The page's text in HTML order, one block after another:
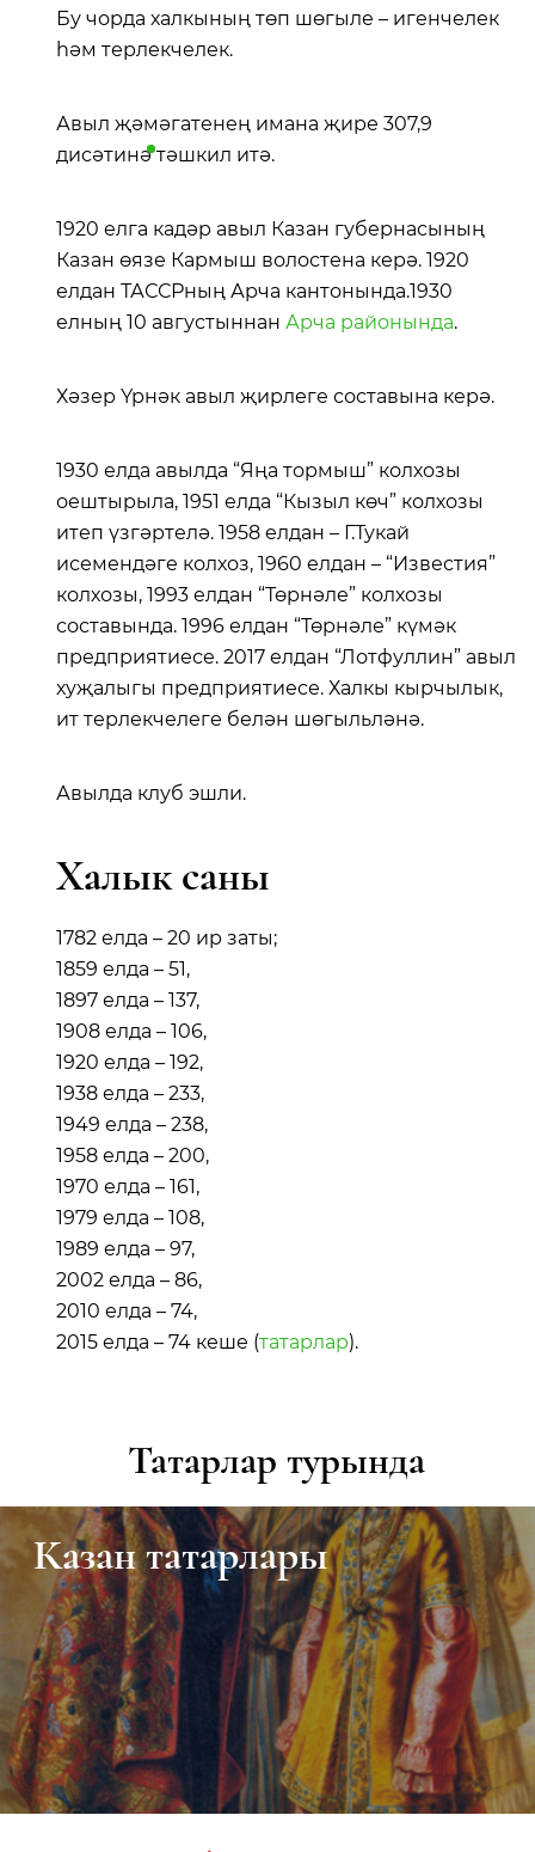
Бу чорда халкының төп шөгыле – игенчелек
һәм терлекчелек.
Авыл җәмәгатенең имана җире 307,9
дисәтинәтәшкил итә.
1920 елга кадәр авыл Казан губернасының
Казан өязе Кармыш волостена керә. 1920
елдан ТАССРның Арча кантонында.1930
елның 10 августыннан Арча районында.
Хәзер Үрнәк авыл җирлеге составына керә.
1930 елда авылда “Яңа тормыш” колхозы
оештырыла, 1951 елда “Кызыл көч” колхозы
итеп үзгәртелә. 1958 елдан – Г.Тукай
исемендәге колхоз, 1960 елдан – “Известия”
колхозы, 1993 елдан “Төрнәле” колхозы
составында. 1996 елдан “Төрнәле” күмәк
предприятиесе. 2017 елдан “Лотфуллин” авыл
хуҗалыгы предприятиесе. Халкы кырчылык,
ит терлекчелеге белән шөгыльләнә.
Авылда клуб эшли.
Халык саны
1782 елда – 20 ир заты;
1859 елда – 51,
1897 елда – 137,
1908 елда – 106,
1920 елда – 192,
1938 елда – 233,
1949 елда – 238,
1958 елда – 200,
1970 елда – 161,
1979 елда – 108,
1989 елда – 97,
2002 елда – 86,
2010 елда – 74,
2015 елда – 74 кеше (татарлар).
Татарлар турында
Бохараев Равил Рәис